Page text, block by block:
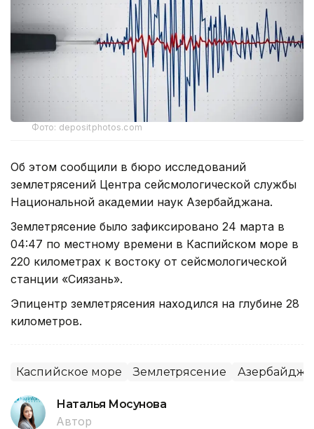
Фото: depositphotos.com
Об этом сообщили в бюро исследований
землетрясений Центра сейсмологической службы
Национальной академии наук Азербайджана.
Землетрясение было зафиксировано 24 марта в
04:47 по местному времени в Каспийском море в
220 километрах к востоку от сейсмологической
станции «Сиязань».
Эпицентр землетрясения находился на глубине 28
километров.
Каспийское море Землетрясение
Наталья Мосунова
Автор